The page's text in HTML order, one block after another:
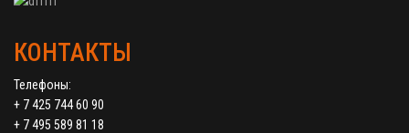
КОНТАКТЫ
Телефоны:
+ 7 425 744 60 90
+ 7 495 589 81 18